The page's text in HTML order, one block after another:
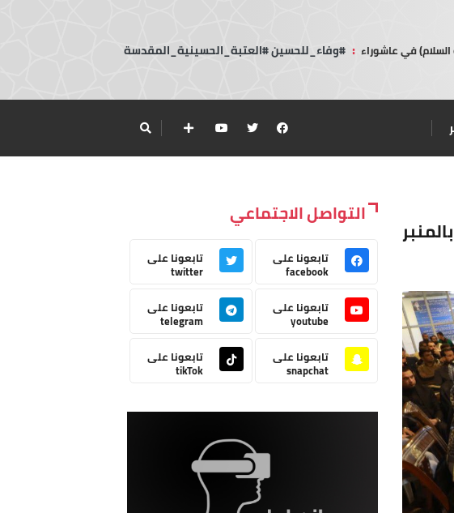
في عاشوراء : #وفاء_للحسين #العتبة_الحسينية_المقدسة
التواصل الاجتماعي
تابعونا على
facebook
تابعونا على
twitter
تابعونا على
youtube
تابعونا على
telegram
تابعونا على
snapchat
تابعونا على
tikTok